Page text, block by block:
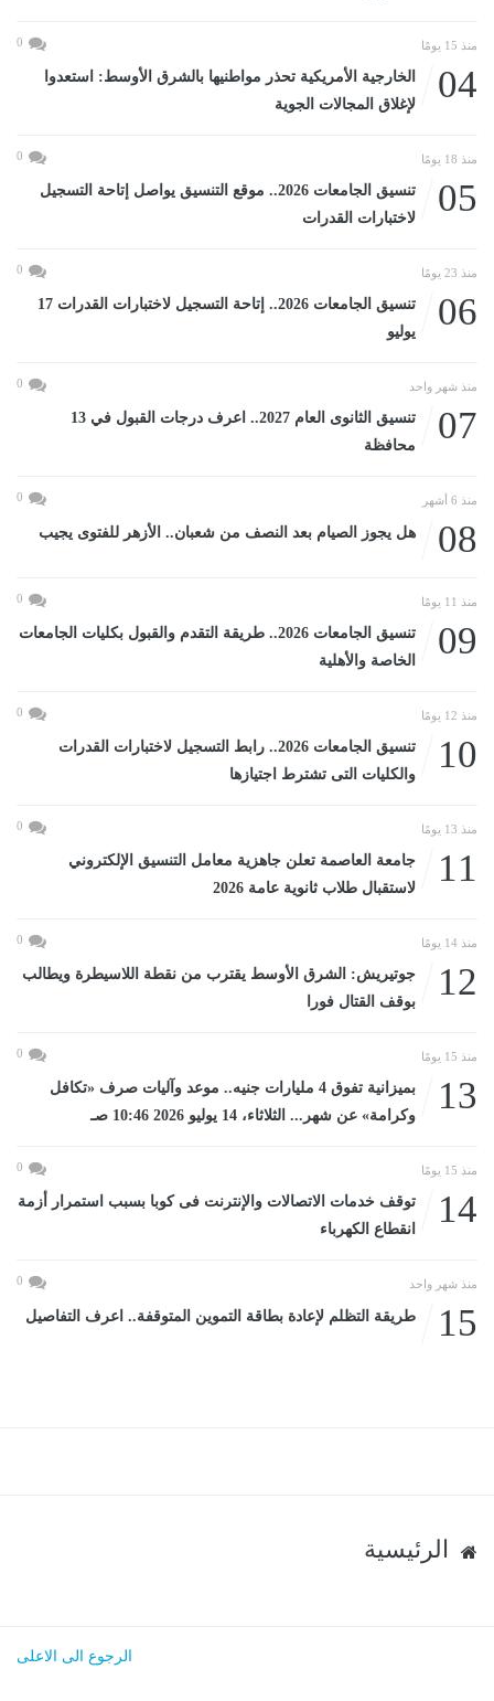
منذ 15 يومًا 0
04
الخارجية الأمريكية تحذر مواطنيها بالشرق الأوسط: استعدوا
لإغلاق المجالات الجوية
منذ 18 يومًا 0
05
تنسيق الجامعات 2026.. موقع التنسيق يواصل إتاحة التسجيل
لاختبارات القدرات
منذ 23 يومًا 0
06
تنسيق الجامعات 2026.. إتاحة التسجيل لاختبارات القدرات 17
يوليو
منذ شهر واحد 0
07
تنسيق الثانوى العام 2027.. اعرف درجات القبول في 13
محافظة
منذ 6 أشهر 0
08 هل يجوز الصيام بعد النصف من شعبان.. الأزهر للفتوى يجيب
منذ 11 يومًا 0
09
تنسيق الجامعات 2026.. طريقة التقدم والقبول بكليات الجامعات
الخاصة والأهلية
منذ 12 يومًا 0
10
تنسيق الجامعات 2026.. رابط التسجيل لاختبارات القدرات
والكليات التى تشترط اجتيازها
منذ 13 يومًا 0
11
جامعة العاصمة تعلن جاهزية معامل التنسيق الإلكتروني
لاستقبال طلاب ثانوية عامة 2026
منذ 14 يومًا 0
12
جوتيريش: الشرق الأوسط يقترب من نقطة اللاسيطرة ويطالب
بوقف القتال فورا
منذ 15 يومًا 0
13
بميزانية تفوق 4 مليارات جنيه.. موعد وآليات صرف «تكافل
وكرامة» عن شهر... الثلاثاء، 14 يوليو 2026 10:46 صـ
منذ 15 يومًا 0
14
توقف خدمات الاتصالات والإنترنت فى كوبا بسبب استمرار أزمة
انقطاع الكهرباء
منذ شهر واحد 0
15 طريقة التظلم لإعادة بطاقة التموين المتوقفة.. اعرف التفاصيل
الرئيسية
الرجوع الى الاعلى